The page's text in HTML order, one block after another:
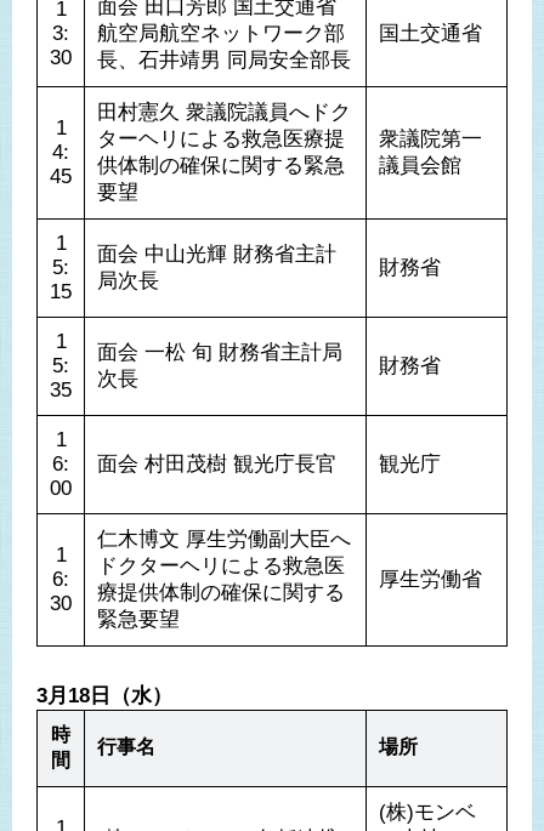
1
3:
30
面会 田口芳郎 国土交通省
航空局航空ネットワーク部
長、石井靖男 同局安全部長
国土交通省
1
4:
45
田村憲久 衆議院議員へドク
ターヘリによる救急医療提
供体制の確保に関する緊急
要望
衆議院第一
議員会館
1
5:
15
面会 中山光輝 財務省主計
局次長
財務省
1
5:
35
面会 一松 旬 財務省主計局
次長
財務省
1
6:
00
面会 村田茂樹 観光庁長官 観光庁
1
6:
30
仁木博文 厚生労働副大臣へ
ドクターヘリによる救急医
療提供体制の確保に関する
緊急要望
厚生労働省
3月18日（水）
時
間
行事名 場所
(株)モンベ